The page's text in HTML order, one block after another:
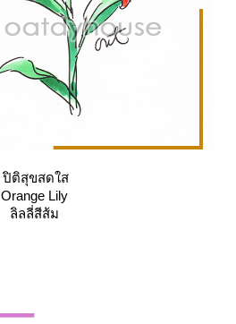
ปิติสุขสดใส
Orange Lily
ลิลลี่สีส้ม